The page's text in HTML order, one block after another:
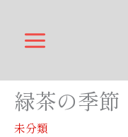
キ 緑茶の季節
未分類